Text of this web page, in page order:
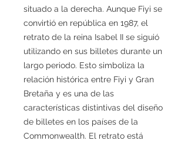
situado a la derecha. Aunque Fiyi se
convirtió en república en 1987, el
retrato de la reina Isabel II se siguió
utilizando en sus billetes durante un
largo periodo. Esto simboliza la
relación histórica entre Fiyi y Gran
Bretaña y es una de las
características distintivas del diseño
de billetes en los países de la
Commonwealth. El retrato está